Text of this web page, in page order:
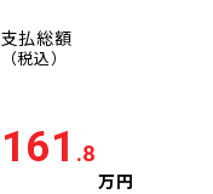
支払総額
（税込）
161 .8
万円